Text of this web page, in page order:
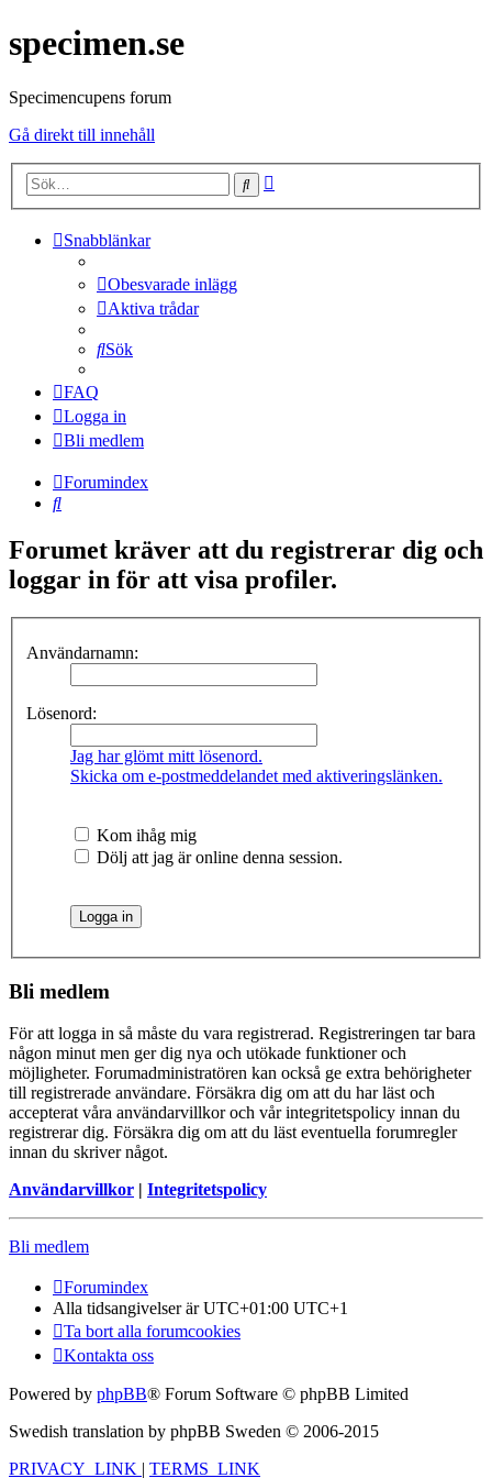
specimen.se
Specimencupens forum
Gå direkt till innehåll
Sök
Snabblänkar
Obesvarade inlägg
Aktiva trådar
Sök
FAQ
Logga in
Bli medlem
Forumindex
Sök
Forumet kräver att du registrerar dig och
loggar in för att visa profiler.
Användarnamn:
Lösenord:
Jag har glömt mitt lösenord.
Skicka om e-postmeddelandet med aktiveringslänken.
Kom ihåg mig
Dölj att jag är online denna session.
Bli medlem
För att logga in så måste du vara registrerad. Registreringen tar bara
någon minut men ger dig nya och utökade funktioner och
möjligheter. Forumadministratören kan också ge extra behörigheter
till registrerade användare. Försäkra dig om att du har läst och
accepterat våra användarvillkor och vår integritetspolicy innan du
registrerar dig. Försäkra dig om att du läst eventuella forumregler
innan du skriver något.
Användarvillkor | Integritetspolicy
Bli medlem
Forumindex
Alla tidsangivelser är UTC+01:00 UTC+1
Ta bort alla forumcookies
Kontakta oss
Powered by phpBB® Forum Software © phpBB Limited
Swedish translation by phpBB Sweden © 2006-2015
PRIVACY_LINK | TERMS_LINK